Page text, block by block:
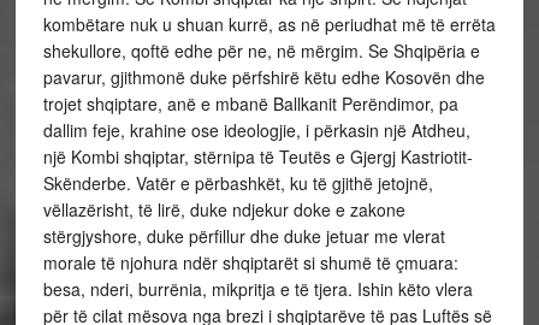
kombëtare nuk u shuan kurrë, as në periudhat më të errëta
shekullore, qoftë edhe për ne, në mërgim. Se Shqipëria e
pavarur, gjithmonë duke përfshirë këtu edhe Kosovën dhe
trojet shqiptare, anë e mbanë Ballkanit Perëndimor, pa
dallim feje, krahine ose ideologjie, i përkasin një Atdheu,
një Kombi shqiptar, stërnipa të Teutës e Gjergj Kastriotit-
Skënderbe. Vatër e përbashkët, ku të gjithë jetojnë,
vëllazërisht, të lirë, duke ndjekur doke e zakone
stërgjyshore, duke përfillur dhe duke jetuar me vlerat
morale të njohura ndër shqiptarët si shumë të çmuara:
besa, nderi, burrënia, mikpritja e të tjera. Ishin këto vlera
për të cilat mësova nga brezi i shqiptarëve të pas Luftës së